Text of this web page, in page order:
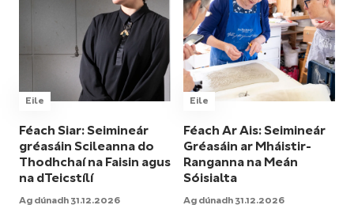
Eile
Féach Siar: Seimineár
gréasáin Scileanna do
Thodhchaí na Faisin agus
na dTeicstílí
Ag dúnadh 31.12.2026
Eile
Féach Ar Ais: Seimineár
Gréasáin ar Mháistir-
Ranganna na Meán
Sóisialta
Ag dúnadh 31.12.2026